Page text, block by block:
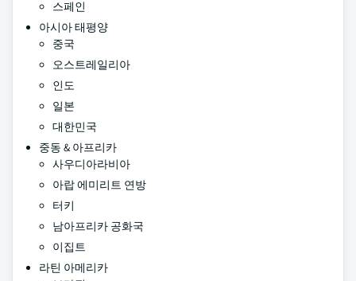
스페인
아시아 태평양
중국
오스트레일리아
인도
일본
대한민국
중동 & 아프리카
사우디아라비아
아랍 에미리트 연방
터키
남아프리카 공화국
이집트
라틴 아메리카